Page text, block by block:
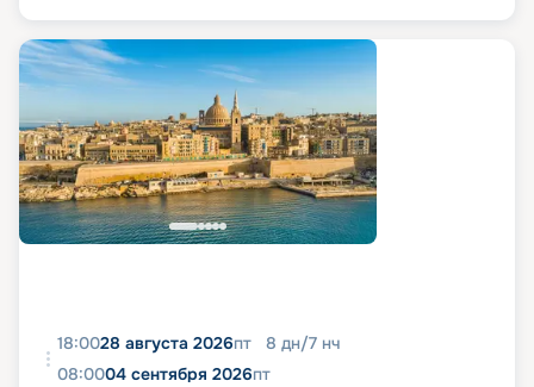
18:0028 августа 2026пт 8 дн/7 нч
08:0004 сентября 2026пт